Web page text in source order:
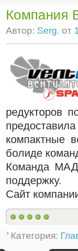
Компания
Автор: Serg. от
редукторов
компактные
болиде
Команда
поддержку.
Сайт
Категория: